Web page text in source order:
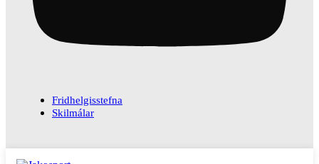
Fridhelgisstefna
Skilmálar